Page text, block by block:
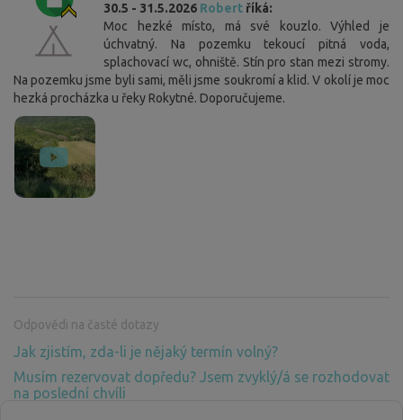
30.5 - 31.5.2026 Robert říká:
Moc hezké místo, má své kouzlo. Výhled je
úchvatný. Na pozemku tekoucí pitná voda,
splachovací wc, ohniště. Stín pro stan mezi stromy.
Na pozemku jsme byli sami, měli jsme soukromí a klid. V okolí je moc
hezká procházka u řeky Rokytné. Doporučujeme.
Odpovědi na časté dotazy
Jak zjistím, zda-li je nějaký termín volný?
Musím rezervovat dopředu? Jsem zvyklý/á se rozhodovat
na poslední chvíli